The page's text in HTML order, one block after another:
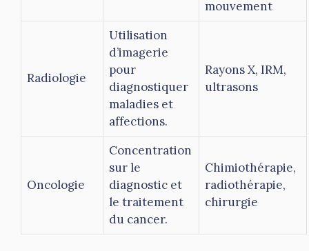
mouvement
Radiologie
Utilisation
d’imagerie
pour
diagnostiquer
maladies et
affections.
Rayons X, IRM,
ultrasons
Oncologie
Concentration
sur le
diagnostic et
le traitement
du cancer.
Chimiothérapie,
radiothérapie,
chirurgie